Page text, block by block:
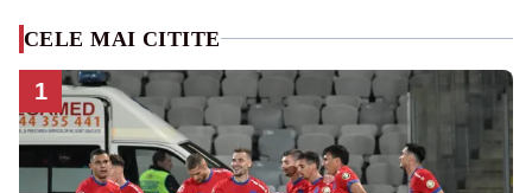
CELE MAI CITITE
1